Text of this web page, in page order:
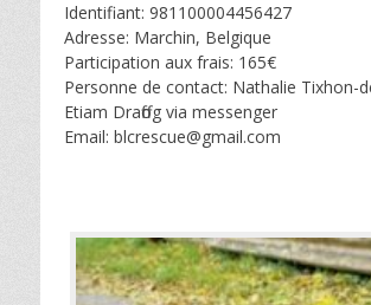
Identifiant: 981100004456427
Adresse: Marchin, Belgique
Participation aux frais: 165€
Personne de contact: Nathalie Tixhon-
Etiam Draffog via messenger
Email: blcrescue@gmail.com